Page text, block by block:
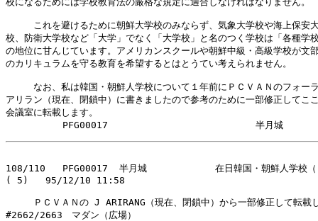
これを避けるために朝鮮大学校のみならず、気象大学校や海上保安
校、防衛大学校など「大学」でなく「大学校」と名のつく学校は「各種学
の地位に甘んじています。アメリカンスクールや朝鮮中級・高級学校が文
のカリキュラムを守る教育を希望するとはとうてい考えられません。
なお、私は韓国・朝鮮人学校について１年前にＰＣＶＡＮのフォー
アリラン（現在、閉鎖中）に書きましたので参考のために一部修正してこ
会議室に転載します。
108/110   PFG00017  半月城            在日韓国・朝鮮人学校（
( 5)   95/12/10 11:58
ＰＣＶＡＮの J ARIRANG（現在、閉鎖中）から一部修正して転載
#2662/2663　マダン（広場）